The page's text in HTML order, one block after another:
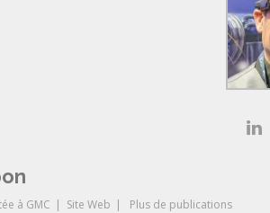
à GMC | Site Web | Plus de publications